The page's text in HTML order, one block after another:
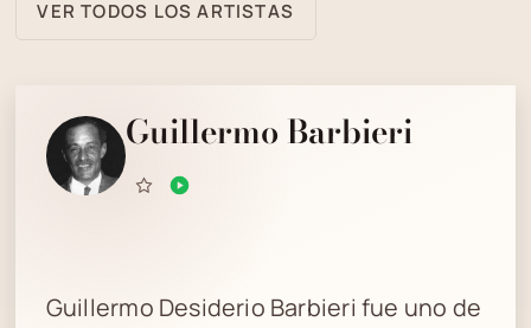
VER TODOS LOS ARTISTAS
Guillermo Barbieri
Guillermo Desiderio Barbieri fue uno de